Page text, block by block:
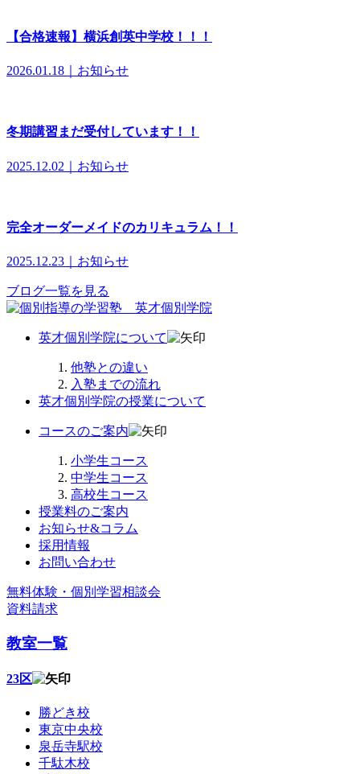
【合格速報】横浜創英中学校！！！
2026.01.18｜お知らせ
冬期講習まだ受付しています！！
2025.12.02｜お知らせ
完全オーダーメイドのカリキュラム！！
2025.12.23｜お知らせ
ブログ一覧を見る
英才個別学院について
他塾との違い
入塾までの流れ
英才個別学院の授業について
コースのご案内
小学生コース
中学生コース
高校生コース
授業料のご案内
お知らせ&コラム
採用情報
お問い合わせ
無料体験・個別学習相談会
資料請求
教室一覧
23区
勝どき校
東京中央校
泉岳寺駅校
千駄木校